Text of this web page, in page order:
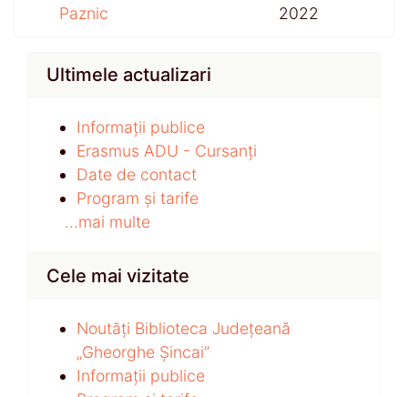
Paznic
2022
Ultimele actualizari
Informații publice
Erasmus ADU - Cursanți
Date de contact
Program și tarife
...mai multe
Cele mai vizitate
Noutăți Biblioteca Județeană
„Gheorghe Șincai”
Informații publice